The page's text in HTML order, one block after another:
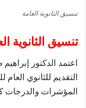
تنسيق الثانوية العامة
تنسيق الثانوية
اعتمد الدكتور
المؤشرات والدرجات